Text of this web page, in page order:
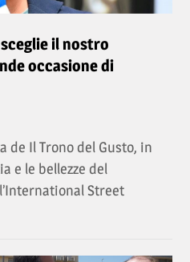
sceglie il nostro
occasione di
de Il Trono del Gusto, in
e le bellezze del
Street